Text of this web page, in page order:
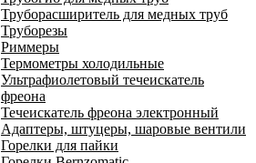
Труборасширитель для медных труб
Труборезы
Риммеры
Термометры холодильные
Ультрафиолетовый течеискатель
фреона
Течеискатель фреона электронный
Адаптеры, штуцеры, шаровые вентили
Горелки для пайки